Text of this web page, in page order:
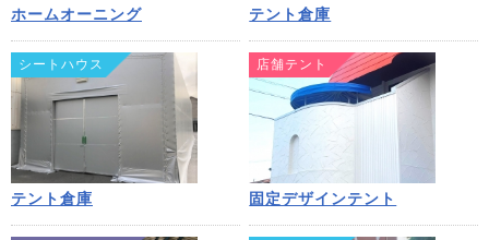
ホームオーニング テント倉庫
シートハウス
テント倉庫
店舗テント
固定デザインテント